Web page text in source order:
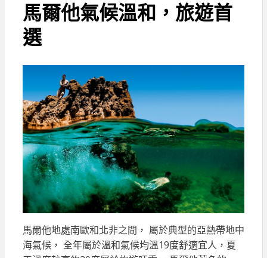
馬爾他氣候溫和，旅遊首
選
馬爾他地處南歐和北非之間， 屬於典型的亞熱帶地中
海氣候， 全年屬於溫和氣候均溫19度舒適宜人，夏